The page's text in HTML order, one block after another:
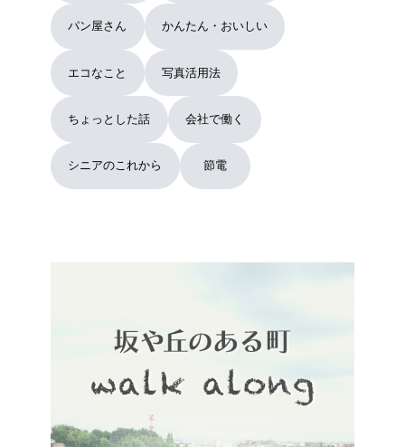
パン屋さん かんたん・おいしい
エコなこと 写真活用法
ちょっとした話 会社で働く
シニアのこれから 節電